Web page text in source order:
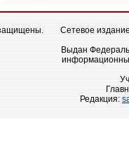
Сетевое
Выдан
Редакция: